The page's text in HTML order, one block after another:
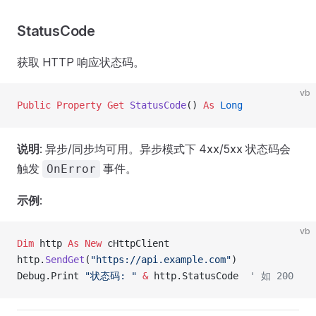
StatusCode
获取 HTTP 响应状态码。
vb
Public Property Get StatusCode() As Long
说明: 异步/同步均可用。异步模式下 4xx/5xx 状态码会
触发 OnError 事件。
示例 :
vb
Dim http As New cHttpClient
http. SendGet ( "https://api.example.com")
Debug.Print
"状态码: " & http.StatusCode ' 如 200